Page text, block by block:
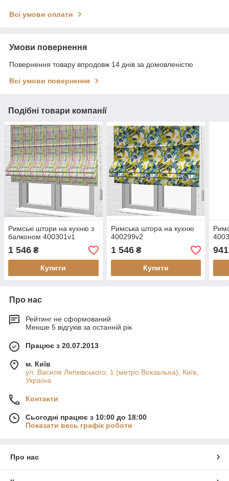
Всі умови оплати
Умови повернення
Повернення товару впродовж 14 днів за домовленістю
Всі умови повернення
Подібні товари компанії
Римські штори на кухню з
балконом 400301v1
1 546 ₴
Купити
Римська штора на кухню
400299v2
1 546₴
Купити
941
Про нас
Рейтинг не сформований
Менше 5 відгуків за останній рік
Працює з 20.07.2013
м. Київ
ул. Василя Липківського, 1 (метро Вокзальна), Київ,
Україна
Контакти
Сьогодні працює з 10:00 до 18:00
Показати весь графік роботи
Про нас